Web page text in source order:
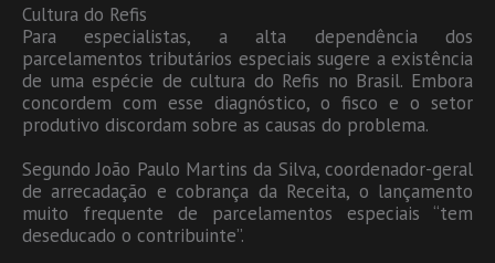
Cultura do Refis
Para especialistas, a alta dependência dos
parcelamentos tributários especiais sugere a existência
de uma espécie de cultura do Refis no Brasil. Embora
concordem com esse diagnóstico, o fisco e o setor
produtivo discordam sobre as causas do problema.
Segundo João Paulo Martins da Silva, coordenador-geral
de arrecadação e cobrança da Receita, o lançamento
muito frequente de parcelamentos especiais “tem
deseducado o contribuinte”.